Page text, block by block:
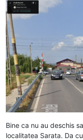
Bine ca nu au deschis
localitatea Sarata. Da